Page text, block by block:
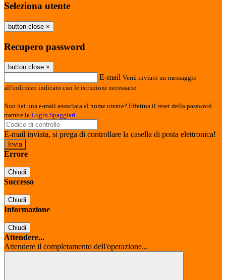
Seleziona utente
button close ×
Recupero password
button close ×
E-mail Verrà inviato un messaggio
all'indirizzo indicato con le istruzioni necessarie.
Non hai una e-mail associata al nome utente? Effettua il reset della password
tramite la Login Spaggiari
E-mail inviata, si prega di controllare la casella di posta elettronica!
Errore
Chiudi
Successo
Chiudi
Informazione
Chiudi
Attendere...
Attendere il completamento dell'operazione...